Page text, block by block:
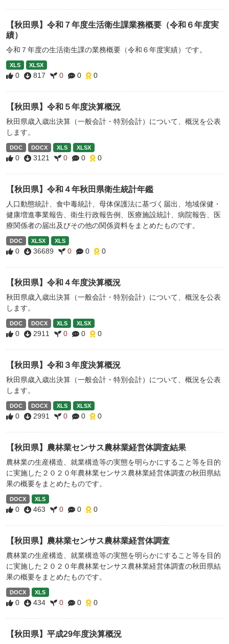
【秋田県】令和７年度生活衛生課業務概要（令和６年度実
績）
令和７年度の生活衛生課の業務概要（令和６年度実績）です。
XLS XLSX
0 817 0 0 0
【秋田県】令和５年度決算概況
秋田県歳入歳出決算（一般会計・特別会計）について、概況を公表
します。
DOC DOCX XLS XLSX
0 3121 0 0 0
【秋田県】令和４年秋田県衛生統計年鑑
人口動態統計、食中毒統計、母体保護法に基づく届出、地域保健・
健康増進事業報告、衛生行政報告例、医療施設統計、病院報告、医
療関係者の届出及びその他の関係資料をまとめたものです。
DOC XLSX XLS
0 36689 0 0 0
【秋田県】令和４年度決算概況
秋田県歳入歳出決算（一般会計・特別会計）について、概況を公表
します。
DOC DOCX XLS XLSX
0 2911 0 0 0
【秋田県】令和３年度決算概況
秋田県歳入歳出決算（一般会計・特別会計）について、概況を公表
します。
DOC DOCX XLS XLSX
0 2991 0 0 0
【秋田県】農林業センサス農林業経営体調査結果
農林業の生産構造、就業構造等の実態を明らかにすること等を目的
に実施した２０２０年農林業センサス農林業経営体調査の秋田県結
果の概要をまとめたものです。
DOCX XLS
0 463 0 0 0
【秋田県】農林業センサス農林業経営体調査
農林業の生産構造、就業構造等の実態を明らかにすること等を目的
に実施した２０２０年農林業センサス農林業経営体調査の秋田県結
果の概要をまとめたものです。
DOCX XLS
0 434 0 0 0
【秋田県】平成29年度決算概況